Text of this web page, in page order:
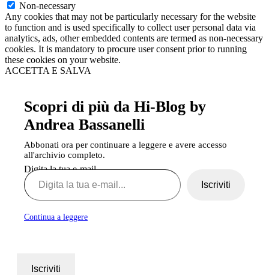
Non-necessary
Any cookies that may not be particularly necessary for the website
to function and is used specifically to collect user personal data via
analytics, ads, other embedded contents are termed as non-necessary
cookies. It is mandatory to procure user consent prior to running
these cookies on your website.
ACCETTA E SALVA
Scopri di più da Hi-Blog by
Andrea Bassanelli
Abbonati ora per continuare a leggere e avere accesso
all'archivio completo.
Digita la tua e-mail...
Iscriviti
Continua a leggere
Iscriviti